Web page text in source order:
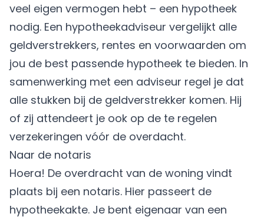
veel eigen vermogen hebt – een hypotheek
nodig. Een hypotheekadviseur vergelijkt alle
geldverstrekkers, rentes en voorwaarden om
jou de best passende hypotheek te bieden. In
samenwerking met een adviseur regel je dat
alle stukken bij de geldverstrekker komen. Hij
of zij attendeert je ook op de te regelen
verzekeringen vóór de overdacht.
Naar de notaris
Hoera! De overdracht van de woning vindt
plaats bij een notaris. Hier passeert de
hypotheekakte. Je bent eigenaar van een